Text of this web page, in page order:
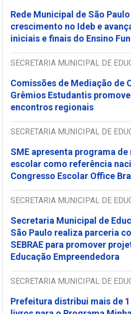
Rede Municipal de São
crescimento no Ideb e
iniciais e finais do Ensino
SECRETARIA MUNICIPAL DE
Comissões de Mediação de
Grêmios Estudantis
encontros regionais
SECRETARIA MUNICIPAL DE
SME apresenta programa de
escolar como referência
Congresso Escolar Office
SECRETARIA MUNICIPAL DE
Secretaria Municipal de
São Paulo realiza parceria
SEBRAE para promover
Educação Empreendedora
SECRETARIA MUNICIPAL DE
Prefeitura distribui mais de